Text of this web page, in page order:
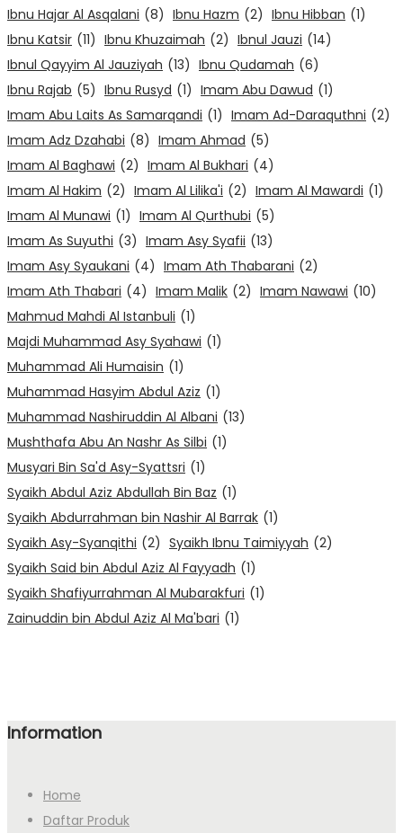
Ibnu Hajar Al Asqalani (8) Ibnu Hazm (2) Ibnu Hibban (1)
Ibnu Katsir (11) Ibnu Khuzaimah (2) Ibnul Jauzi (14)
Ibnul Qayyim Al Jauziyah (13) Ibnu Qudamah (6)
Ibnu Rajab (5) Ibnu Rusyd (1) Imam Abu Dawud (1)
Imam Abu Laits As Samarqandi (1) Imam Ad-Daraquthni (2)
Imam Adz Dzahabi (8) Imam Ahmad (5)
Imam Al Baghawi (2) Imam Al Bukhari (4)
Imam Al Hakim (2) Imam Al Lilika'i (2) Imam Al Mawardi (1)
Imam Al Munawi (1) Imam Al Qurthubi (5)
Imam As Suyuthi (3) Imam Asy Syafii (13)
Imam Asy Syaukani (4) Imam Ath Thabarani (2)
Imam Ath Thabari (4) Imam Malik (2) Imam Nawawi (10)
Mahmud Mahdi Al Istanbuli (1)
Majdi Muhammad Asy Syahawi (1)
Muhammad Ali Humaisin (1)
Muhammad Hasyim Abdul Aziz (1)
Muhammad Nashiruddin Al Albani (13)
Mushthafa Abu An Nashr As Silbi (1)
Musyari Bin Sa'd Asy-Syattsri (1)
Syaikh Abdul Aziz Abdullah Bin Baz (1)
Syaikh Abdurrahman bin Nashir Al Barrak (1)
Syaikh Asy-Syanqithi (2) Syaikh Ibnu Taimiyyah (2)
Syaikh Said bin Abdul Aziz Al Fayyadh (1)
Syaikh Shafiyurrahman Al Mubarakfuri (1)
Zainuddin bin Abdul Aziz Al Ma'bari (1)
Information
Home
Daftar Produk